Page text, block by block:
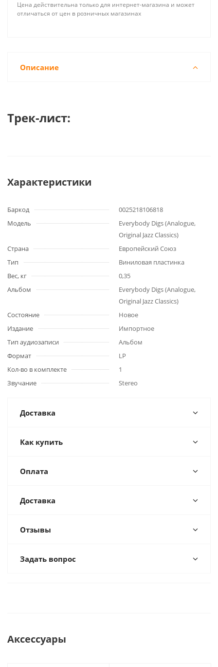
Цена действительна только для интернет-магазина и может
отличаться от цен в розничных магазинах
Описание
Трек-лист:
Характеристики
Баркод
0025218106818
Модель
Everybody Digs (Analogue,
Original Jazz Classics)
Страна
Европейский Союз
Тип
Виниловая пластинка
Вес, кг
0,35
Альбом
Everybody Digs (Analogue,
Original Jazz Classics)
Состояние
Новое
Издание
Импортное
Тип аудиозаписи
Альбом
Формат
LP
Кол-во в комплекте
1
Звучание
Stereo
Доставка
Как купить
Оплата
Доставка
Отзывы
Задать вопрос
Аксессуары